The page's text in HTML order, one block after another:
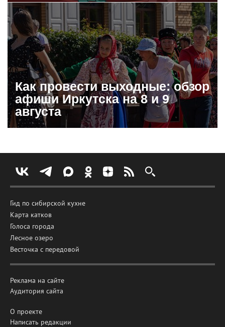
Как провести выходные: обзор
афиши Иркутска на 8 и 9
августа
Гид по сибирской кухне
Карта катков
Голоса города
Лесное озеро
Весточка с передовой
Реклама на сайте
Аудитория сайта
О проекте
Написать редакции